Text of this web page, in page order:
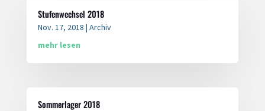
Stufenwechsel 2018
Nov. 17, 2018 | Archiv
mehr lesen
Sommerlager 2018